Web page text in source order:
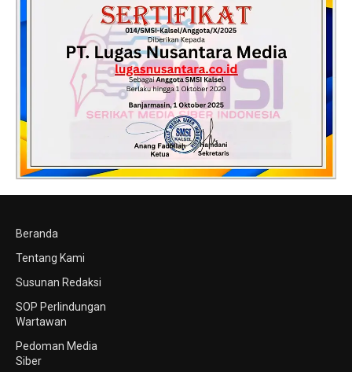
Beranda
Tentang Kami
Susunan Redaksi
SOP Perlindungan
Wartawan
Pedoman Media
Siber